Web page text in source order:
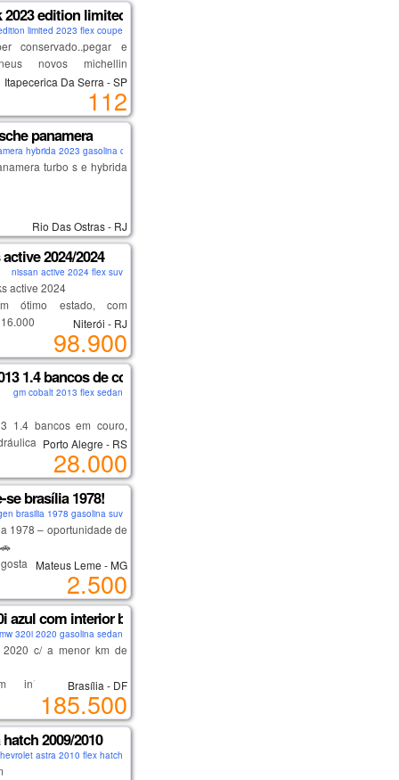
em dia
sem detalhes
2023 edition limited
limited 2023 flex coupe
conservado..pegar e
novos michellin
trocar.
e se apaixonar
somente por montana
ou 2025 fora isso
Itapecerica Da Serra - SP
112
panamera
hybrida 2023 gasolina coupe
turbo s e hybrida
Rio Das Ostras - RJ
2024/2024
nissan active 2024 flex suv
active 2024
ótimo estado, com
km rodados.
confortável e ideal para
motor 1.6, câmbio
direção elétrica, ar-
vidros e travas
multifuncional. carro
pronto para uso.
Niterói - RJ
98.900
1.4 bancos de couro
gm cobalt 2013 flex sedan
1.4 bancos em couro,
ar condicionado,
descanso de
ar quente,
traseiro,câmera de
Porto Alegre - RS
28.000
se brasília 1978!
brasilia 1978 gasolina suv
1978 – oportunidade de
de carro antigo ou
barato pra arrumar e
novo
gasolina nova
distribuidor nova
– carregar ou
2025 em dia
Mateus Leme - MG
2.500
azul com interior bege - 2020
320i 2020 gasolina sedan
2020 c/ a menor km de
interior bege, a
mais desejada
conservada
- firestone f-700
freio traseiras novas
Brasília - DF
185.500
2009/2010
astra 2010 flex hatch